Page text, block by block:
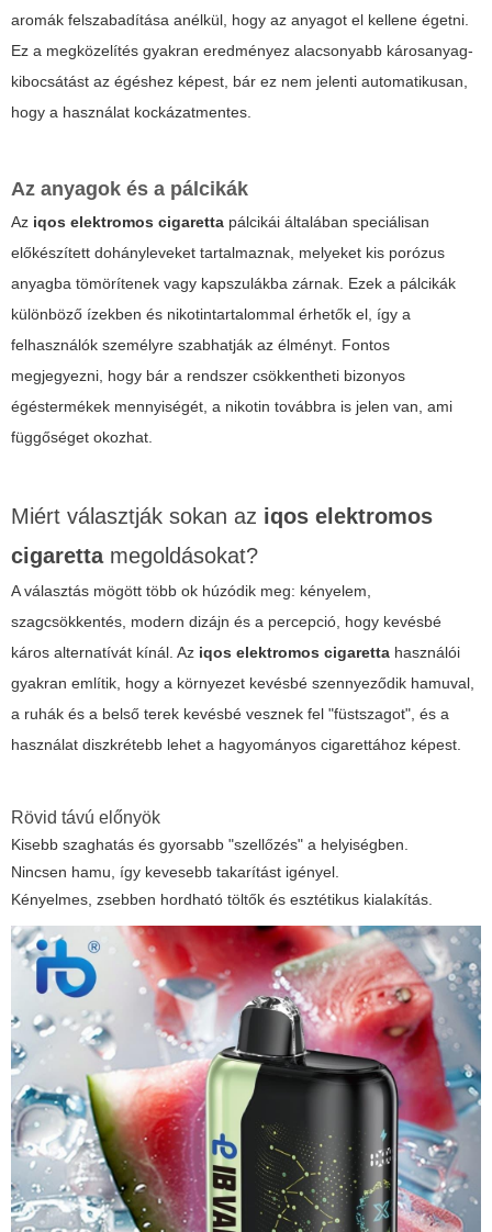
aromák felszabadítása anélkül, hogy az anyagot el kellene égetni.
Ez a megközelítés gyakran eredményez alacsonyabb károsanyag-
kibocsátást az égéshez képest, bár ez nem jelenti automatikusan,
hogy a használat kockázatmentes.
Az anyagok és a pálcikák
Az iqos elektromos cigaretta pálcikái általában speciálisan
előkészített dohányleveket tartalmaznak, melyeket kis porózus
anyagba tömörítenek vagy kapszulákba zárnak. Ezek a pálcikák
különböző ízekben és nikotintartalommal érhetők el, így a
felhasználók személyre szabhatják az élményt. Fontos
megjegyezni, hogy bár a rendszer csökkentheti bizonyos
égéstermékek mennyiségét, a nikotin továbbra is jelen van, ami
függőséget okozhat.
Miért választják sokan az iqos elektromos
cigarettamegoldásokat?
A választás mögött több ok húzódik meg: kényelem,
szagcsökkentés, modern dizájn és a percepció, hogy kevésbé
káros alternatívát kínál. Az iqos elektromos cigaretta használói
gyakran említik, hogy a környezet kevésbé szennyeződik hamuval,
a ruhák és a belső terek kevésbé vesznek fel "füstszagot", és a
használat diszkrétebb lehet a hagyományos cigarettához képest.
Rövid távú előnyök
Kisebb szaghatás és gyorsabb "szellőzés" a helyiségben.
Nincsen hamu, így kevesebb takarítást igényel.
Kényelmes, zsebben hordható töltők és esztétikus kialakítás.